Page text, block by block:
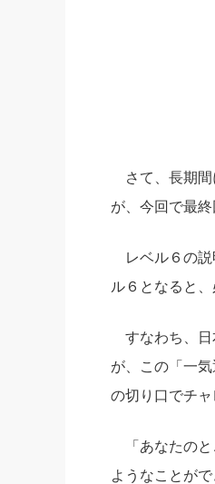
さて、長期間
が、今回で最終
レベル６の説
ル６となると
すなわち、日
が、この「一
の切り口でチ
「あなたのと
ようなことが